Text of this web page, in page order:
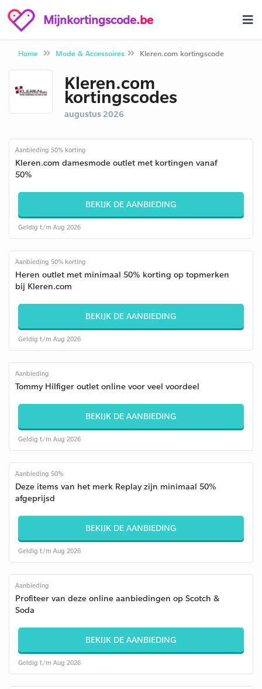
Mijnkortingscode.be
Home Mode & Accessoires Kleren.com kortingscode
Kleren.com
kortingscodes
augustus 2026
Aanbieding 50% korting
Kleren.com damesmode outlet met kortingen vanaf
50%
BEKIJK DE AANBIEDING
Geldig t/m Aug 2026
Aanbieding 50% korting
Heren outlet met minimaal 50% korting op topmerken
bij Kleren.com
BEKIJK DE AANBIEDING
Geldig t/m Aug 2026
Aanbieding
Tommy Hilfiger outlet online voor veel voordeel
BEKIJK DE AANBIEDING
Geldig t/m Aug 2026
Aanbieding 50%
Deze items van het merk Replay zijn minimaal 50%
afgeprijsd
BEKIJK DE AANBIEDING
Geldig t/m Aug 2026
Aanbieding
Profiteer van deze online aanbiedingen op Scotch &
Soda
BEKIJK DE AANBIEDING
Geldig t/m Aug 2026